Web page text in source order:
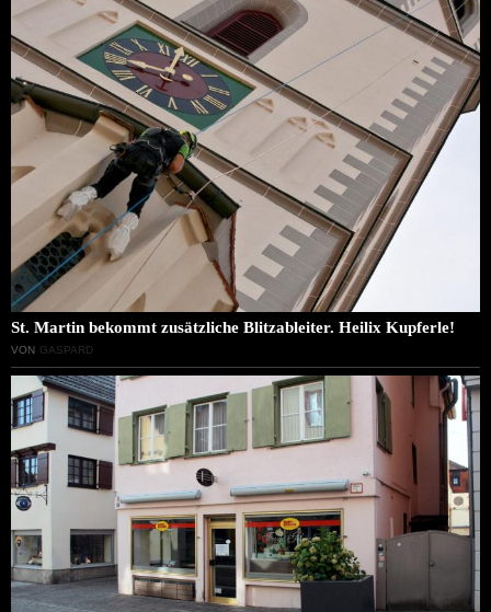
St. Martin bekommt zusätzliche Blitzableiter. Heilix Kupferle!
VON GASPARD